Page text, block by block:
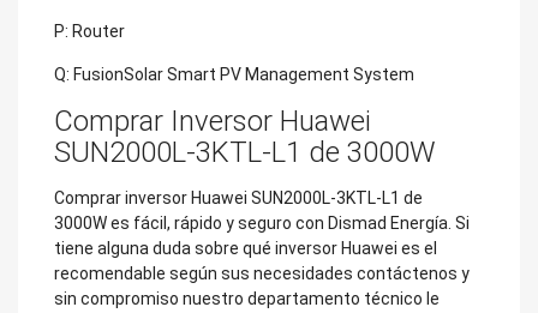
P: Router
Q: FusionSolar Smart PV Management System
Comprar Inversor Huawei
SUN2000L-3KTL-L1 de 3000W
Comprar inversor Huawei SUN2000L-3KTL-L1 de
3000W es fácil, rápido y seguro con Dismad Energía. Si
tiene alguna duda sobre qué inversor Huawei es el
recomendable según sus necesidades contáctenos y
sin compromiso nuestro departamento técnico le